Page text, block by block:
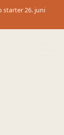
starter 26. juni